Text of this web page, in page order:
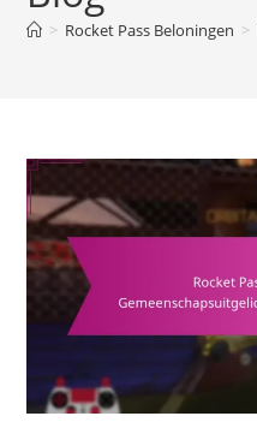
> Rocket Pass Beloningen >